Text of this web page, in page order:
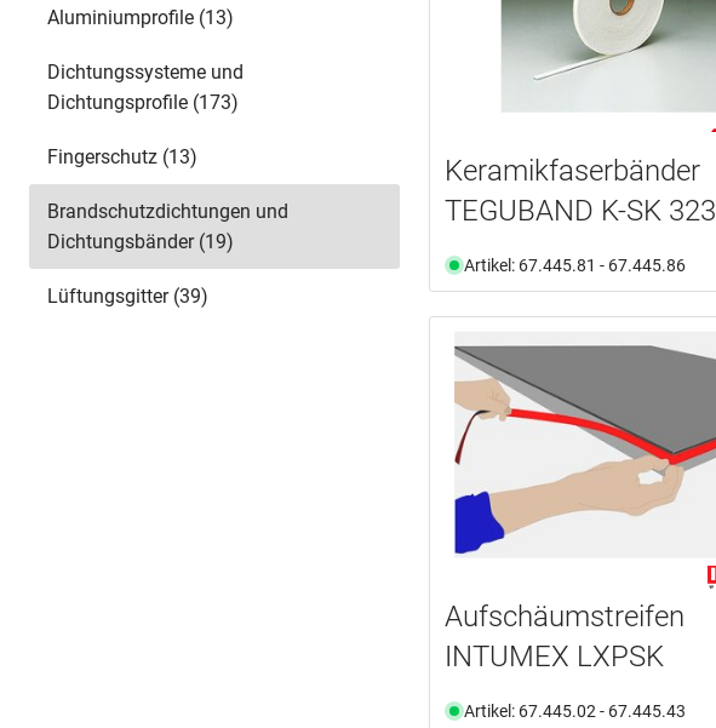
Aluminiumprofile (13)
Dichtungssysteme und
Dichtungsprofile (173)
Fingerschutz (13)
Brandschutzdichtungen und
Dichtungsbänder (19)
Lüftungsgitter (39)
Keramikfaserbänder
TEGUBAND K-SK 323
Artikel: 67.445.81 - 67.445.86
Aufschäumstreifen
INTUMEX LXPSK
Artikel: 67.445.02 - 67.445.43